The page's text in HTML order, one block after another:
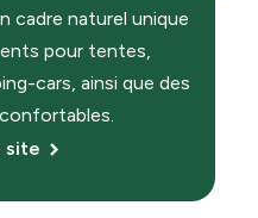
cadre naturel unique
pour tentes,
cars, ainsi que des
site